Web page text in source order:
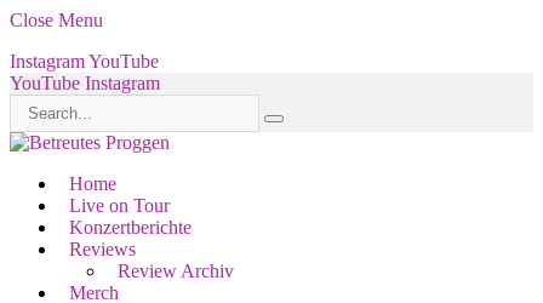
Close Menu
InstagramYouTube
YouTube Instagram
Home
Live on Tour
Konzertberichte
Reviews
Review Archiv
Merch